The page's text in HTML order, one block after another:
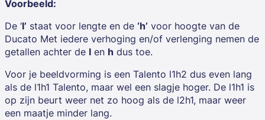
Voorbeeld:
De ‘l’ staat voor lengte en de ‘h’ voor hoogte van de
Ducato Met iedere verhoging en/of verlenging nemen de
getallen achter de l en h dus toe.
Voor je beeldvorming is een Talento l1h2 dus even lang
als de l1h1 Talento, maar wel een slagje hoger. De l1h1 is
op zijn beurt weer net zo hoog als de l2h1, maar weer
een maatje minder lang.